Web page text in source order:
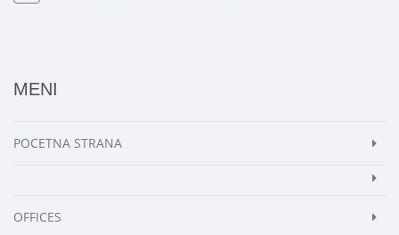
MENI
POCETNA STRANA
OFFICES